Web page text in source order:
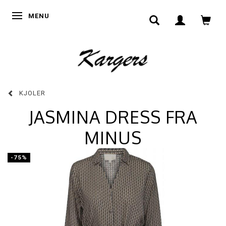
SKIFTE NAVIGATION
MENU
KJOLER
JASMINA DRESS FRA
MINUS
-75%